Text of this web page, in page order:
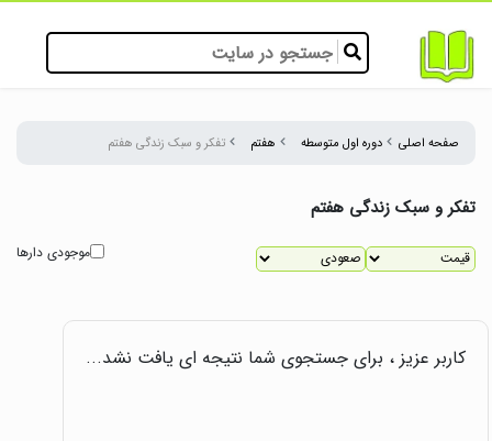
صفحه اصلی دوره اول متوسطه هفتم تفکر و سبک زندگی هفتم
تفکر و سبک زندگی هفتم
موجودی دارها
کاربر عزیز ، برای جستجوی شما نتیجه ای یافت نشد...